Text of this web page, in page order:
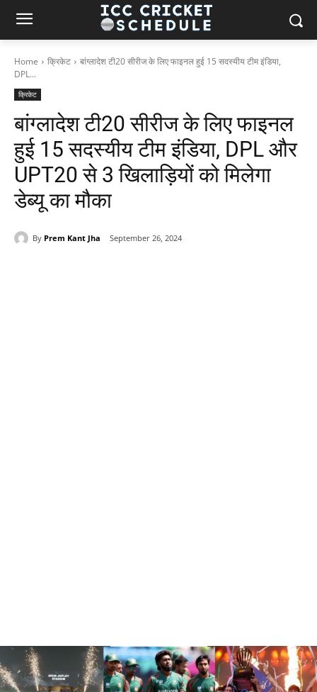
Home क्रिकेट
बांग्लादेश टी20 सीरीज के लिए फाइनल हुई 15 सदस्यीय टीम इंडिया,
DPL...
क्रिकेट
बांग्लादेश टी20 सीरीज के लिए फाइनल
हुई 15 सदस्यीय टीम इंडिया, DPL और
UPT20 से 3 खिलाड़ियों को मिलेगा
डेब्यू का मौका
By Prem Kant Jha September 26, 2024